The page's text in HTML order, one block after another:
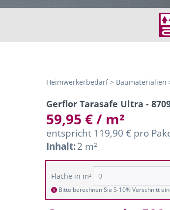
Heimwerkerbedarf > Baumaterialien
Gerflor Tarasafe Ultra -
59,95 € / m²
entspricht 119,90 € pro
Inhalt:2 m²
Fläche in m²
Bitte berechnen Sie 5-10% Verschnitt